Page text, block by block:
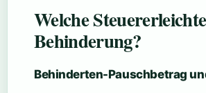
Welche
Behinderung?
Behinderten-Pauschbetrag